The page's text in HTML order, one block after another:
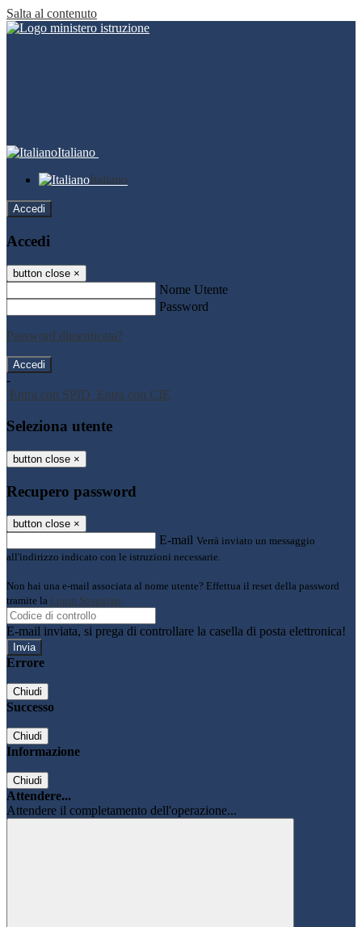
Salta al contenuto
Italiano
Italiano
Accedi
Accedi
button close ×
Nome Utente
Password
Password dimenticata?
-
Entra con SPID Entra con CIE
Seleziona utente
button close ×
Recupero password
button close ×
E-mail Verrà inviato un messaggio
all'indirizzo indicato con le istruzioni necessarie.
Non hai una e-mail associata al nome utente? Effettua il reset della password
tramite la Login Spaggiari
E-mail inviata, si prega di controllare la casella di posta elettronica!
Errore
Chiudi
Successo
Chiudi
Informazione
Chiudi
Attendere...
Attendere il completamento dell'operazione...